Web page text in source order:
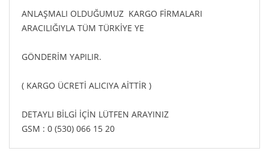
ANLAŞMALI OLDUĞUMUZ KARGO FİRMALARI
ARACILIĞIYLA TÜM TÜRKİYE YE
GÖNDERİM YAPILIR.
( KARGO ÜCRETİ ALICIYA AİTTİR )
DETAYLI BİLGİ İÇİN LÜTFEN ARAYINIZ
GSM : 0 (530) 066 15 20